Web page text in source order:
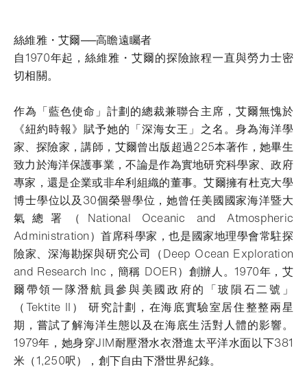
絲維雅・艾爾──高瞻遠矚者
自1970年起，絲維雅・艾爾的探險旅程一直與勞力士密
切相關。
作為「藍色使命」計劃的總裁兼聯合主席，艾爾無愧於
《紐約時報》賦予她的「深海女王」之名。身為海洋學
家、探險家，講師，艾爾曾出版超過225本著作，她畢生
致力於海洋保護事業，不論是作為實地研究科學家、政府
專家，還是企業或非牟利組織的董事。艾爾擁有杜克大學
博士學位以及30個榮譽學位，她曾任美國國家海洋暨大
氣總署（National Oceanic and Atmospheric
Administration）首席科學家，也是國家地理學會常駐探
險家、深海勘探與研究公司（Deep Ocean Exploration
and Research Inc，簡稱 DOER）創辦人。1970年，艾
爾帶領一隊潛航員參與美國政府的「玻隕石二號」
（Tektite II） 研究計劃，在海底實驗室居住整整兩星
期，嘗試了解海洋生態以及在海底生活對人體的影響。
1979年，她身穿JIM耐壓潛水衣潛進太平洋水面以下381
米（1,250呎），創下自由下潛世界紀錄。